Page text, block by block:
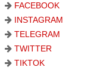
FACEBOOK
INSTAGRAM
TELEGRAM
TWITTER
TIKTOK